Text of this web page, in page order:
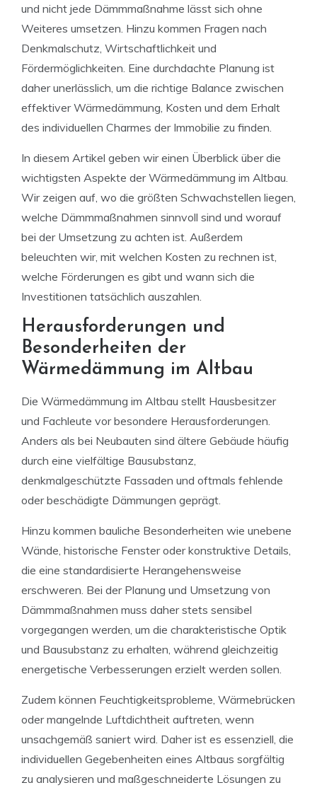
und nicht jede Dämmmaßnahme lässt sich ohne
Weiteres umsetzen. Hinzu kommen Fragen nach
Denkmalschutz, Wirtschaftlichkeit und
Fördermöglichkeiten. Eine durchdachte Planung ist
daher unerlässlich, um die richtige Balance zwischen
effektiver Wärmedämmung, Kosten und dem Erhalt
des individuellen Charmes der Immobilie zu finden.
In diesem Artikel geben wir einen Überblick über die
wichtigsten Aspekte der Wärmedämmung im Altbau.
Wir zeigen auf, wo die größten Schwachstellen liegen,
welche Dämmmaßnahmen sinnvoll sind und worauf
bei der Umsetzung zu achten ist. Außerdem
beleuchten wir, mit welchen Kosten zu rechnen ist,
welche Förderungen es gibt und wann sich die
Investitionen tatsächlich auszahlen.
Herausforderungen und
Besonderheiten der
Wärmedämmung im Altbau
Die Wärmedämmung im Altbau stellt Hausbesitzer
und Fachleute vor besondere Herausforderungen.
Anders als bei Neubauten sind ältere Gebäude häufig
durch eine vielfältige Bausubstanz,
denkmalgeschützte Fassaden und oftmals fehlende
oder beschädigte Dämmungen geprägt.
Hinzu kommen bauliche Besonderheiten wie unebene
Wände, historische Fenster oder konstruktive Details,
die eine standardisierte Herangehensweise
erschweren. Bei der Planung und Umsetzung von
Dämmmaßnahmen muss daher stets sensibel
vorgegangen werden, um die charakteristische Optik
und Bausubstanz zu erhalten, während gleichzeitig
energetische Verbesserungen erzielt werden sollen.
Zudem können Feuchtigkeitsprobleme, Wärmebrücken
oder mangelnde Luftdichtheit auftreten, wenn
unsachgemäß saniert wird. Daher ist es essenziell, die
individuellen Gegebenheiten eines Altbaus sorgfältig
zu analysieren und maßgeschneiderte Lösungen zu